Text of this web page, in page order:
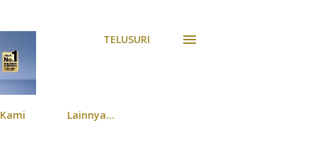
TELUSURI
Lainnya…